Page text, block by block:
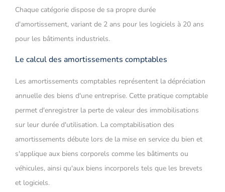
Chaque catégorie dispose de sa propre durée
d'amortissement, variant de 2 ans pour les logiciels à 20 ans
pour les bâtiments industriels.
Le calcul des amortissements comptables
Les amortissements comptables représentent la dépréciation
annuelle des biens d'une entreprise. Cette pratique comptable
permet d'enregistrer la perte de valeur des immobilisations
sur leur durée d'utilisation. La comptabilisation des
amortissements débute lors de la mise en service du bien et
s'applique aux biens corporels comme les bâtiments ou
véhicules, ainsi qu'aux biens incorporels tels que les brevets
et logiciels.